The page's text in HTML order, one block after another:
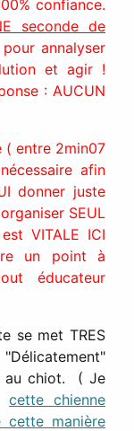
confiance.
seconde de
annalyser
et agir !
: AUCUN
( entre 2min07
afin
donner juste
SEUL
VITALE ICI
un point à
éducateur
se met TRES
au chiot. ( Je
cette chienne
manière